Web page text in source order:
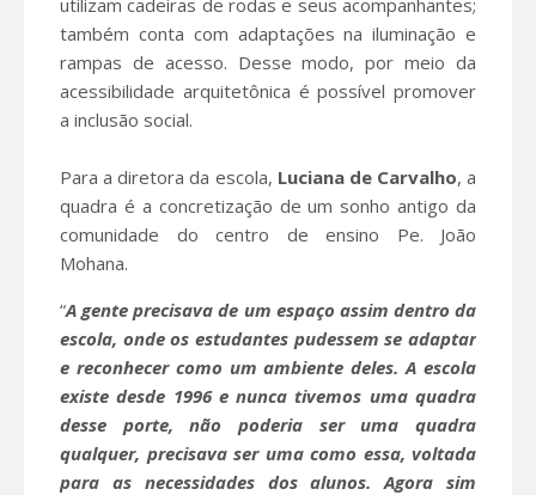
também conta com adaptações na iluminação e
rampas de acesso. Desse modo, por meio da
acessibilidade arquitetônica é possível promover
a inclusão social.
Para a diretora da escola, Luciana de Carvalho, a
quadra é a concretização de um sonho antigo da
comunidade do centro de ensino Pe. João
Mohana.
“A gente precisava de um espaço assim dentro da
escola, onde os estudantes pudessem se adaptar
e reconhecer como um ambiente deles. A escola
existe desde 1996 e nunca tivemos uma quadra
desse porte, não poderia ser uma quadra
qualquer, precisava ser uma como essa, voltada
para as necessidades dos alunos. Agora sim